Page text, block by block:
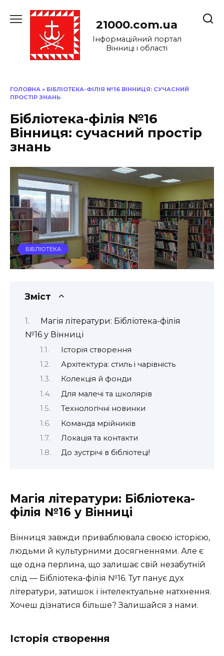
до
21000.com.ua
Інформаційний портал
Вінниці і області
ГОЛОВНА » БІБЛІОТЕКА-ФІЛІЯ №16 ВІННИЦЯ: СУЧАСНИЙ
ПРОСТІР ЗНАНЬ
Бібліотека-філія №16
Вінниця: сучасний простір
знань
БІБЛІОТЕКА
Зміст
Магія літератури: Бібліотека-філія
№16 у Вінниці
Історія створення
Архітектура: стиль і чарівність
Колекція й фонди
Для малечі та школярів
Технологічні новинки
Команда мрійників
Локація та контакти
До зустрічі в бібліотеці!
Магія літератури: Бібліотека-
філія №16 у Вінниці
Вінниця завжди приваблювала своєю історією,
людьми й культурними досягненнями. Але є
ще одна перлина, що залишає свій незабутній
слід — Бібліотека-філія №16. Тут панує дух
літератури, затишок і інтелектуальне натхнення.
Хочеш дізнатися більше? Залишайся з нами.
Історія створення